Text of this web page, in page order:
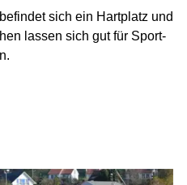
sich ein Hartplatz und
lassen sich gut für Sport-